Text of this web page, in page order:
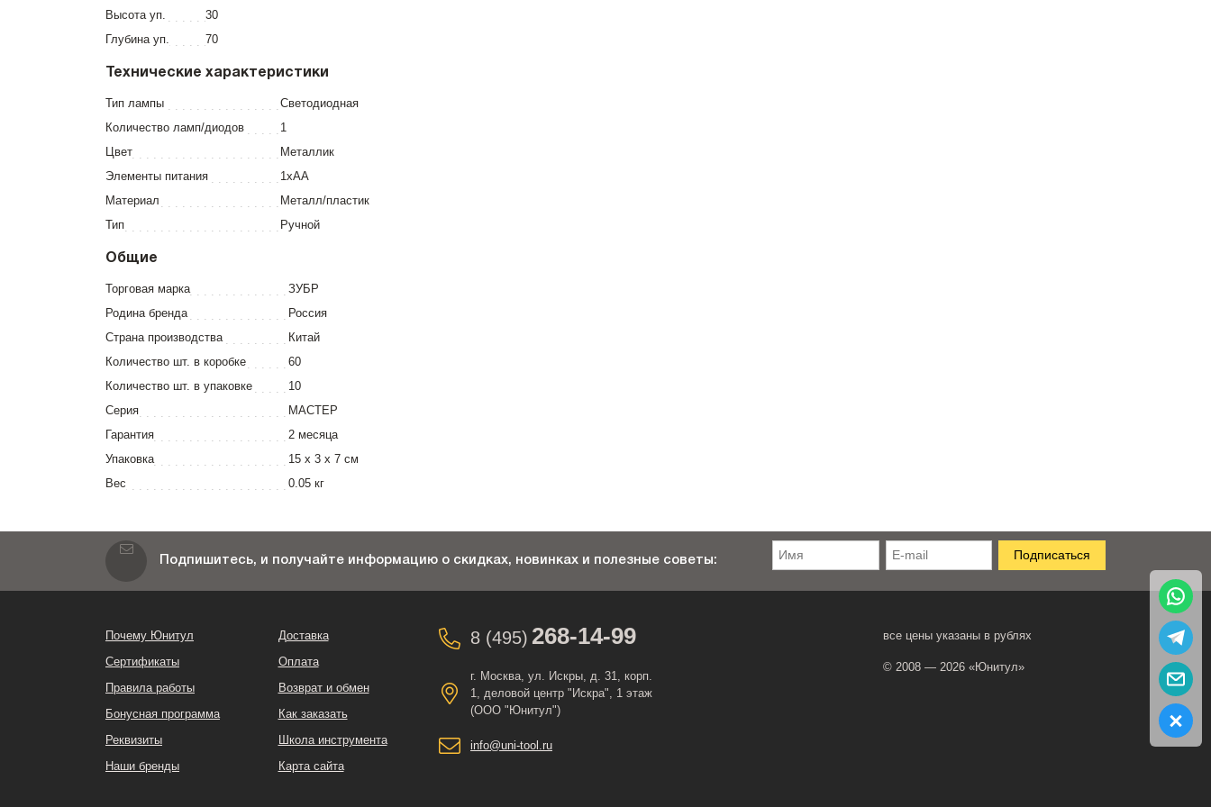
Высота уп.
30
Глубина уп.
70
Технические характеристики
Тип лампы
Светодиодная
Количество ламп/диодов
1
Цвет
Металлик
Элементы питания
1хАА
Материал
Металл/пластик
Тип
Ручной
Общие
Торговая марка
ЗУБР
Родина бренда
Россия
Страна производства
Китай
Количество шт. в коробке
60
Количество шт. в упаковке
10
Серия
МАСТЕР
Гарантия
2 месяца
Упаковка
15 x 3 x 7 см
Вес
0.05 кг
Подпишитесь, и получайте информацию о скидках, новинках и полезные советы:
Почему Юнитул
Сертификаты
Правила работы
Бонусная программа
Реквизиты
Наши бренды
Доставка
Оплата
Возврат и обмен
Как заказать
Школа инструмента
Карта сайта
8 (495) 268-14-99
г. Москва, ул. Искры, д. 31, корп.
1, деловой центр "Искра", 1 этаж
(ООО "Юнитул")
info@uni-tool.ru
все цены указаны в рублях
© 2008 — 2026 «Юнитул»